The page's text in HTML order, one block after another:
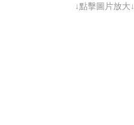
↓點擊圖片放大↓